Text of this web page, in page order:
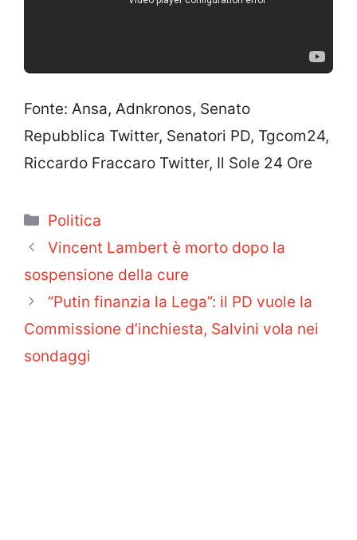
Fonte: Ansa, Adnkronos, Senato
Repubblica Twitter, Senatori PD, Tgcom24,
Riccardo Fraccaro Twitter, Il Sole 24 Ore
Categorie
Politica
Vincent Lambert è morto dopo la
sospensione della cure
“Putin finanzia la Lega”: il PD vuole la
Commissione d’inchiesta, Salvini vola nei
sondaggi